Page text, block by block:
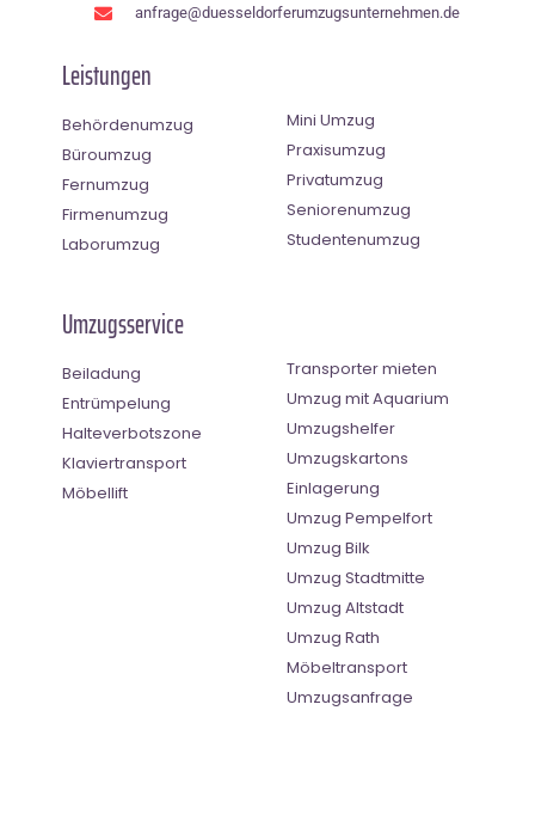
anfrage@duesseldorferumzugsunternehmen.de
Leistungen
Behördenumzug
Büroumzug
Fernumzug
Firmenumzug
Laborumzug
Mini Umzug
Praxisumzug
Privatumzug
Seniorenumzug
Studentenumzug
Umzugsservice
Beiladung
Entrümpelung
Halteverbotszone
Klaviertransport
Möbellift
Transporter mieten
Umzug mit Aquarium
Umzugshelfer
Umzugskartons
Einlagerung
Umzug Pempelfort
Umzug Bilk
Umzug Stadtmitte
Umzug Altstadt
Umzug Rath
Möbeltransport
Umzugsanfrage